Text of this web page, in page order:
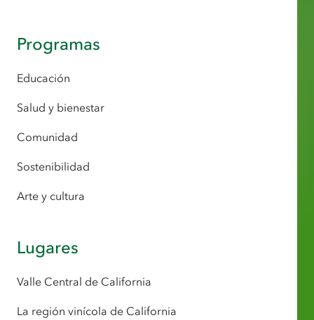
Programas
Educación
Salud y bienestar
Comunidad
Sostenibilidad
Arte y cultura
Lugares
Valle Central de California
La región vinícola de California